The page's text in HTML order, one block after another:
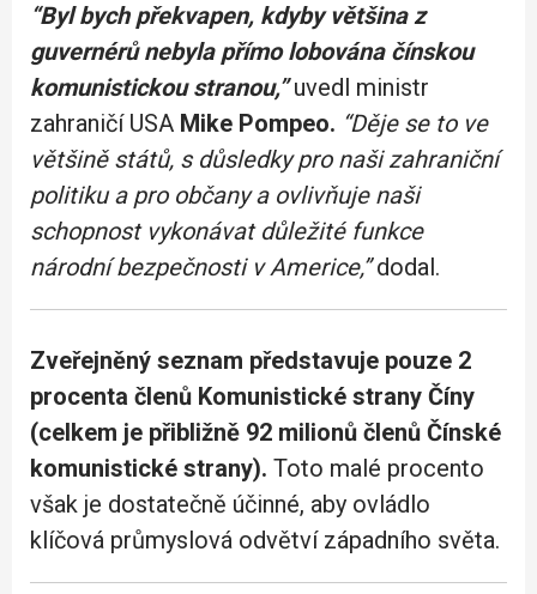
“Byl bych překvapen, kdyby většina z
guvernérů nebyla přímo lobována čínskou
komunistickou stranou,”uvedl ministr
zahraničí USA Mike Pompeo. “Děje se to ve
většině států, s důsledky pro naši zahraniční
politiku a pro občany a ovlivňuje naši
schopnost vykonávat důležité funkce
národní bezpečnosti v Americe,”dodal.
Zveřejněný seznam představuje pouze 2
procenta členů Komunistické strany Číny
(celkem je přibližně 92 milionů členů Čínské
komunistické strany). Toto malé procento
však je dostatečně účinné, aby ovládlo
klíčová průmyslová odvětví západního světa.